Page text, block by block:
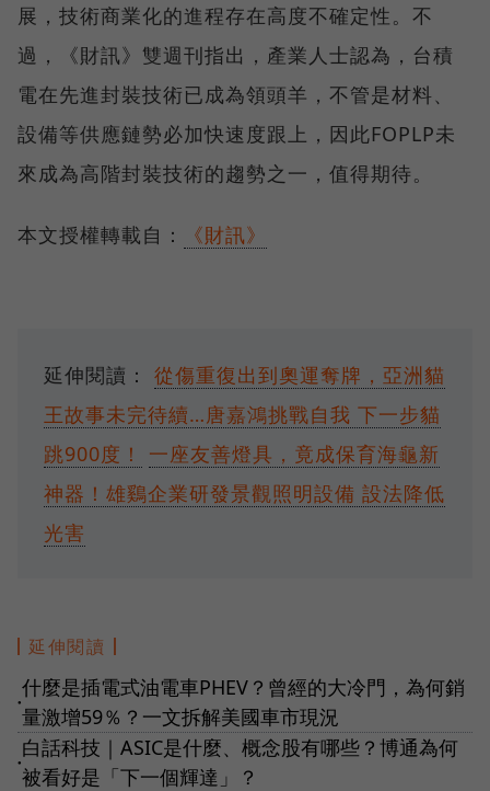
展，技術商業化的進程存在高度不確定性。不
過，《財訊》雙週刊指出，產業人士認為，台積
電在先進封裝技術已成為領頭羊，不管是材料、
設備等供應鏈勢必加快速度跟上，因此FOPLP未
來成為高階封裝技術的趨勢之一，值得期待。
本文授權轉載自： 《財訊》
延伸閱讀： 從傷重復出到奧運奪牌，亞洲貓
王故事未完待續…唐嘉鴻挑戰自我 下一步貓
跳900度！
一座友善燈具，竟成保育海龜新
神器！雄鷄企業研發景觀照明設備 設法降低
光害
延伸閱讀
●
什麼是插電式油電車PHEV？曾經的大冷門，為何銷
量激增59％？一文拆解美國車市現況
●
白話科技｜ASIC是什麼、概念股有哪些？博通為何
被看好是「下一個輝達」？